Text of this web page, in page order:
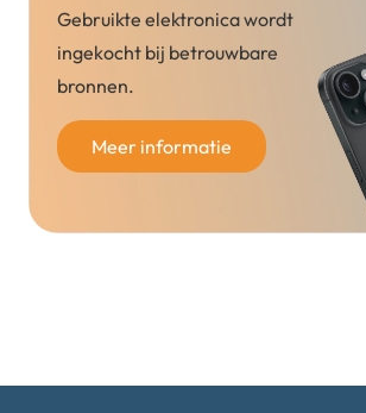
Gebruikte elektronica wordt
ingekocht bij betrouwbare
bronnen.
Meer informatie